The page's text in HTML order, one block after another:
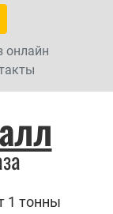
онлайн
1 тонны